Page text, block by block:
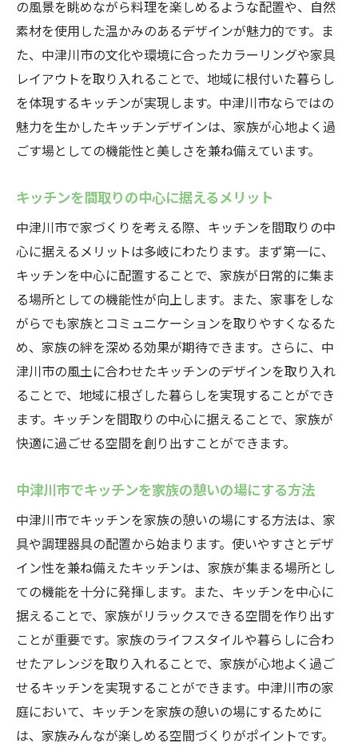
中津川市の気候に適したキッチンアイディ
ア
環境に配慮したキッチン設計
中津川市ならではのキッチンデザインポイ
ント
家族全員が楽しく過ごせる中津川市のキッチン
設計アイディア
共に料理を楽しむキッチンの作り方
中津川市の生活スタイルに合ったキッチン
設計
子供も参加できるキッチンアイディア
家族の時間を大切にするキッチンデザイン
中津川市でのキッチン設計事例
中津川市での家づくりに役立つキッチン間取り
の最新情報
最新のキッチン間取りトレンド
中津川市で利用できるキッチン設備
プロが教えるキッチン設計のコツ
中津川市で流行中のキッチンデザイン
家づくりに役立つキッチン間取りのヒント
キッチンを中心に据える中津川市の家づくりガ
イド
間取りの中心にキッチンを置くメリット
中津川市での理想的なキッチン配置
キッチンを中心に据えた家づくりの流れ
中津川市での家づくりのステップ
の風景を眺めながら料理を楽しめるような配置や、自然
素材を使用した温かみのあるデザインが魅力的です。ま
た、中津川市の文化や環境に合ったカラーリングや家具
レイアウトを取り入れることで、地域に根付いた暮らし
を体現するキッチンが実現します。中津川市ならではの
魅力を生かしたキッチンデザインは、家族が心地よく過
ごす場としての機能性と美しさを兼ね備えています。
キッチンを間取りの中心に据えるメリット
中津川市で家づくりを考える際、キッチンを間取りの中
心に据えるメリットは多岐にわたります。まず第一に、
キッチンを中心に配置することで、家族が日常的に集ま
る場所としての機能性が向上します。また、家事をしな
がらでも家族とコミュニケーションを取りやすくなるた
め、家族の絆を深める効果が期待できます。さらに、中
津川市の風土に合わせたキッチンのデザインを取り入れ
ることで、地域に根ざした暮らしを実現することができ
ます。キッチンを間取りの中心に据えることで、家族が
快適に過ごせる空間を創り出すことができます。
中津川市でキッチンを家族の憩いの場にする方法
中津川市でキッチンを家族の憩いの場にする方法は、家
具や調理器具の配置から始まります。使いやすさとデザ
イン性を兼ね備えたキッチンは、家族が集まる場所とし
ての機能を十分に発揮します。また、キッチンを中心に
据えることで、家族がリラックスできる空間を作り出す
ことが重要です。家族のライフスタイルや暮らしに合わ
せたアレンジを取り入れることで、家族が心地よく過ご
せるキッチンを実現することができます。中津川市の家
庭において、キッチンを家族の憩いの場にするために
は、家族みんなが楽しめる空間づくりがポイントです。